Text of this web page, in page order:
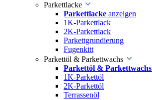
Parkettlacke
Parkettlacke anzeigen
1K-Parkettlack
2K-Parkettlack
Parkettgrundierung
Fugenkitt
Parkettöl & Parkettwachs
Parkettöl & Parkettwachs
1K-Parkettöl
2K-Parkettöl
Terrassenöl